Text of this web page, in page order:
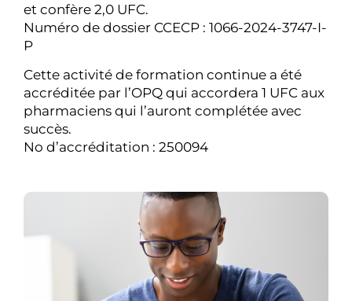
et confère 2,0 UFC.
Numéro de dossier CCECP : 1066-2024-3747-I-
P
Cette activité de formation continue a été
accréditée par l’OPQ qui accordera 1 UFC aux
pharmaciens qui l’auront complétée avec
succès.
No d’accréditation : 250094